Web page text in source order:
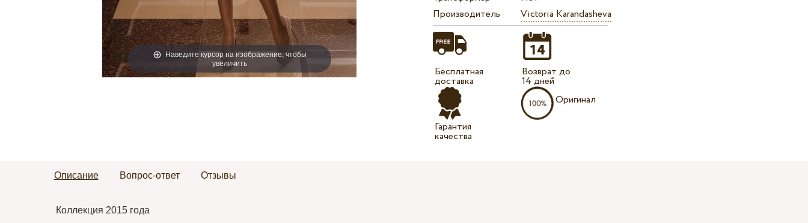
Наведите курсор на изображение, чтобы
увеличить
Производитель
Victoria Karandasheva
Бесплатная
доставка
Гарантия
качества
Возврат до
14 дней
Оригинал
Описание Вопрос-ответ Отзывы
Коллекция 2015 года